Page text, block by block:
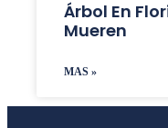
Árbol En
Mueren
MAS »